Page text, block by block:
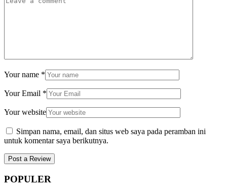
Your name *
Your Email *
Your website
Simpan nama, email, dan situs web saya pada peramban ini
untuk komentar saya berikutnya.
POPULER